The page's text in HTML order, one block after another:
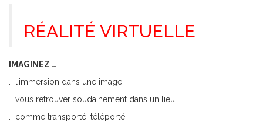
RÉALITÉ VIRTUELLE
IMAGINEZ …
… l’immersion dans une image,
… vous retrouver soudainement dans un lieu,
… comme transporté, téléporté,